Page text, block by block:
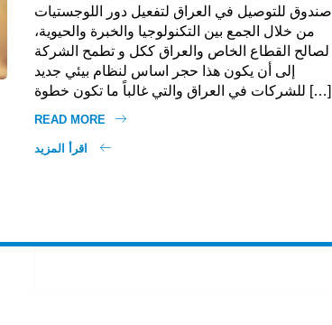
صندوق للتوصيل في العراق لتفعيل دور اللوجستيات
من خلال الجمع بين التكنولوجيا والخبرة والحيوية،
لصالح القطاع الخاص والعراق ككل و تطمح الشركة
إلى أن يكون هذا حجر اساس لنظام بيئي جديد
للشركات في العراق والتي غالباً ما تكون خطوة […]
READ MORE